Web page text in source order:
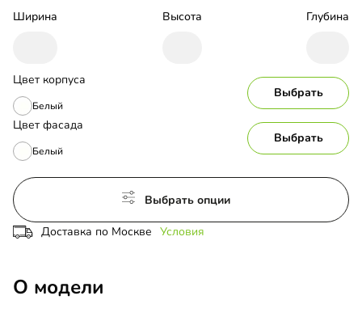
Ширина Высота Глубина
Цвет корпуса
Белый
Выбрать
Цвет фасада
Белый
Выбрать
Выбрать опции
Доставка по Москве Условия
О модели